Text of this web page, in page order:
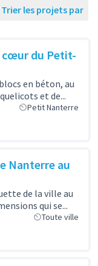
Trier les projets par
cœur du Petit-
en béton, au
et de...
Petit Nanterre
Nanterre au
de la ville au
qui se...
Toute ville